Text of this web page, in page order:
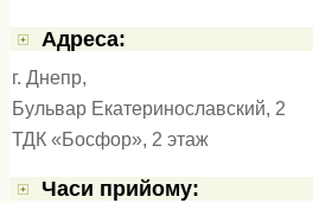
Адресa:
г. Днепр,
Бульвар Екатеринославский, 2
ТДК «Босфор», 2 этаж
Часи прийому: